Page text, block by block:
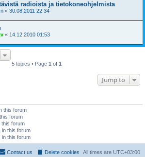
radioista ja tietokoneohjelmista
« 30.08.2011 22:34
« 14.12.2010 01:53
5 topics • Page 1 of 1
Jump to
this forum
forum
this forum
in this forum
in this forum
All times are UTC+03:00
Delete cookies
Contact us